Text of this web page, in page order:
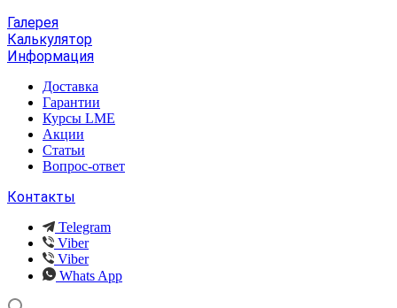
Галерея
Калькулятор
Информация
Доставка
Гарантии
Курсы LME
Акции
Статьи
Вопрос-ответ
Контакты
Telegram
Viber
Viber
Whats App